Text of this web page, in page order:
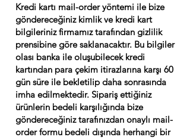
Kredi kartı mail-order yöntemi ile bize
göndereceğiniz kimlik ve kredi kart
bilgileriniz firmamız tarafından gizlilik
prensibine göre saklanacaktır. Bu bilgiler
olası banka ile oluşubilecek kredi
kartından para çekim itirazlarına karşı 60
gün süre ile bekletilip daha sonrasında
imha edilmektedir. Sipariş ettiğiniz
ürünlerin bedeli karşılığında bize
göndereceğiniz tarafınızdan onaylı mail-
order formu bedeli dışında herhangi bir